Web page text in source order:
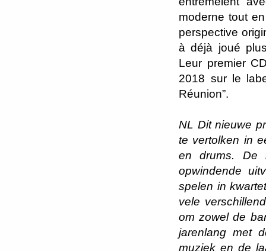
moderne tout
perspective
à déjà joué
Leur premier
2018 sur le
Réunion”.
NL Dit nieuwe
te vertolken in
en drums. De
opwindende
spelen in
vele
om zowel de
jarenlang met
muziek en de